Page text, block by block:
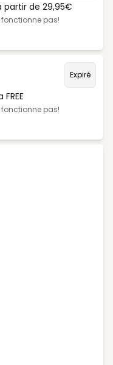
partir de 29,95€
fonctionne pas!
Expiré
fonctionne pas!